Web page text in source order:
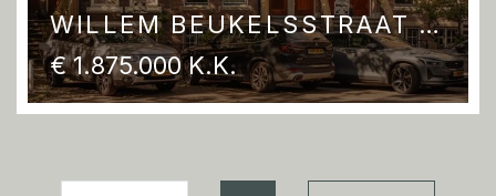
WILLEM BEUKELSSTRAAT 34 H
€ 1.875.000 K.K.